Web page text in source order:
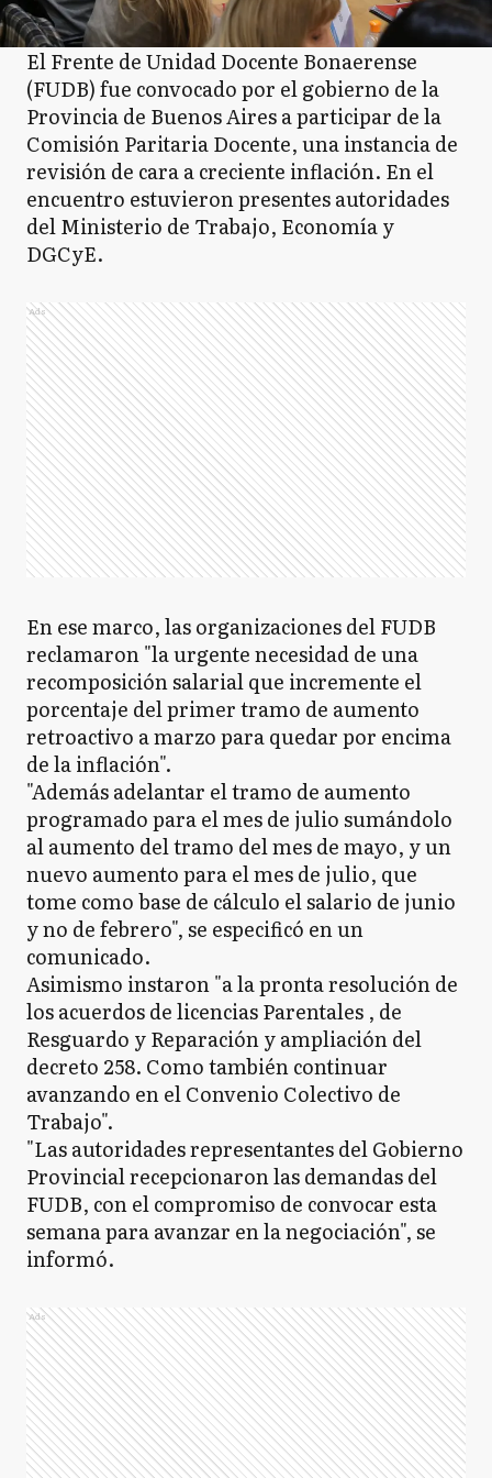
El Frente de Unidad Docente Bonaerense
(FUDB) fue convocado por el gobierno de la
Provincia de Buenos Aires a participar de la
Comisión Paritaria Docente, una instancia de
revisión de cara a creciente inflación. En el
encuentro estuvieron presentes autoridades
del Ministerio de Trabajo, Economía y
DGCyE.
Ads
En ese marco, las organizaciones del FUDB
reclamaron "la urgente necesidad de una
recomposición salarial que incremente el
porcentaje del primer tramo de aumento
retroactivo a marzo para quedar por encima
de la inflación".
"Además adelantar el tramo de aumento
programado para el mes de julio sumándolo
al aumento del tramo del mes de mayo, y un
nuevo aumento para el mes de julio, que
tome como base de cálculo el salario de junio
y no de febrero", se especificó en un
comunicado.
Asimismo instaron "a la pronta resolución de
los acuerdos de licencias Parentales , de
Resguardo y Reparación y ampliación del
decreto 258. Como también continuar
avanzando en el Convenio Colectivo de
Trabajo".
"Las autoridades representantes del Gobierno
Provincial recepcionaron las demandas del
FUDB, con el compromiso de convocar esta
semana para avanzar en la negociación", se
informó.
Ads